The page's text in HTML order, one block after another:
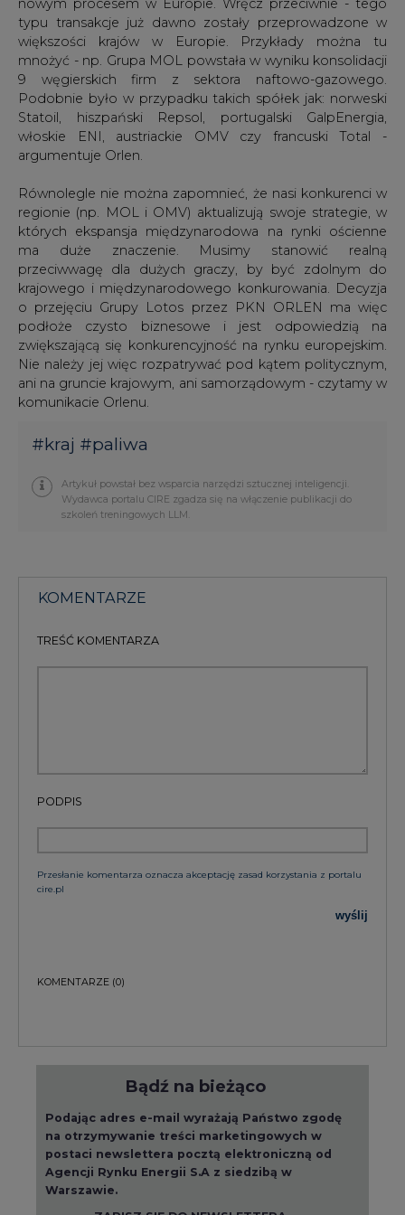
typu transakcje już dawno zostały przeprowadzone w
większości krajów w Europie. Przykłady można tu
mnożyć - np. Grupa MOL powstała w wyniku konsolidacji
9 węgierskich firm z sektora naftowo-gazowego.
Podobnie było w przypadku takich spółek jak: norweski
Statoil, hiszpański Repsol, portugalski GalpEnergia,
włoskie ENI, austriackie OMV czy francuski Total -
argumentuje Orlen.
Równolegle nie można zapomnieć, że nasi konkurenci w
regionie (np. MOL i OMV) aktualizują swoje strategie, w
których ekspansja międzynarodowa na rynki ościenne
ma duże znaczenie. Musimy stanowić realną
przeciwwagę dla dużych graczy, by być zdolnym do
krajowego i międzynarodowego konkurowania. Decyzja
o przejęciu Grupy Lotos przez PKN ORLEN ma więc
podłoże czysto biznesowe i jest odpowiedzią na
zwiększającą się konkurencyjność na rynku europejskim.
Nie należy jej więc rozpatrywać pod kątem politycznym,
ani na gruncie krajowym, ani samorządowym - czytamy w
komunikacie Orlenu.
#kraj #paliwa
Artykuł powstał bez wsparcia narzędzi sztucznej inteligencji.
Wydawca portalu CIRE zgadza się na włączenie publikacji do
szkoleń treningowych LLM.
KOMENTARZE
TREŚĆ KOMENTARZA
PODPIS
Przesłanie komentarza oznacza akceptację zasad korzystania z portalu
cire.pl
wyślij
KOMENTARZE (0)
Bądź na bieżąco
Podając adres e-mail wyrażają Państwo zgodę
na otrzymywanie treści marketingowych w
postaci newslettera pocztą elektroniczną od
Agencji Rynku Energii S.A z siedzibą w
Warszawie.